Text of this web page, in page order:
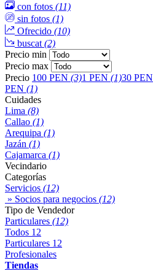
con fotos (11)
sin fotos (1)
Ofrecido (10)
buscat (2)
Precio min
Precio max
Precio 100 PEN (3)1 PEN (1)30 PEN
PEN (1)
Cuidades
Lima (8)
Callao (1)
Arequipa (1)
Jazán (1)
Cajamarca (1)
Vecindario
Categorías
Servicios (12)
» Socios para negocios (12)
Tipo de Vendedor
Particulares (12)
Todos 12
Particulares 12
Profesionales
Tiendas